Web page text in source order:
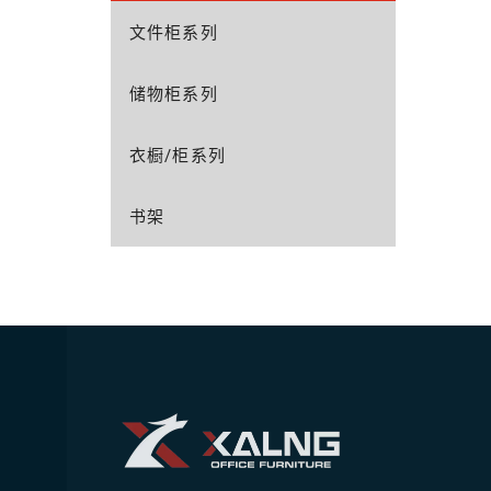
文件柜系列
储物柜系列
衣橱/柜系列
书架